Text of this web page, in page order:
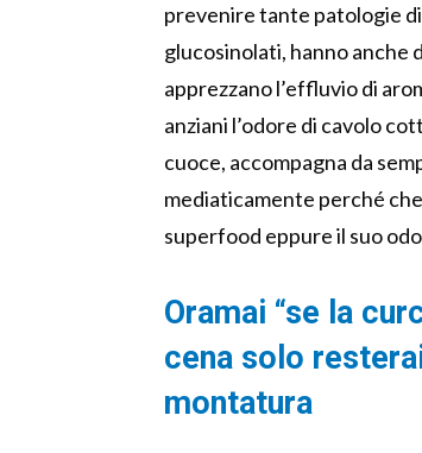
prevenire tante patologie di
glucosinolati, hanno
apprezzano l’effluvio di
anziani l’odore di cavolo
cuoce, accompagna da
mediaticamente perché
superfood eppure il suo
Oramai “se la
cena solo
montatura